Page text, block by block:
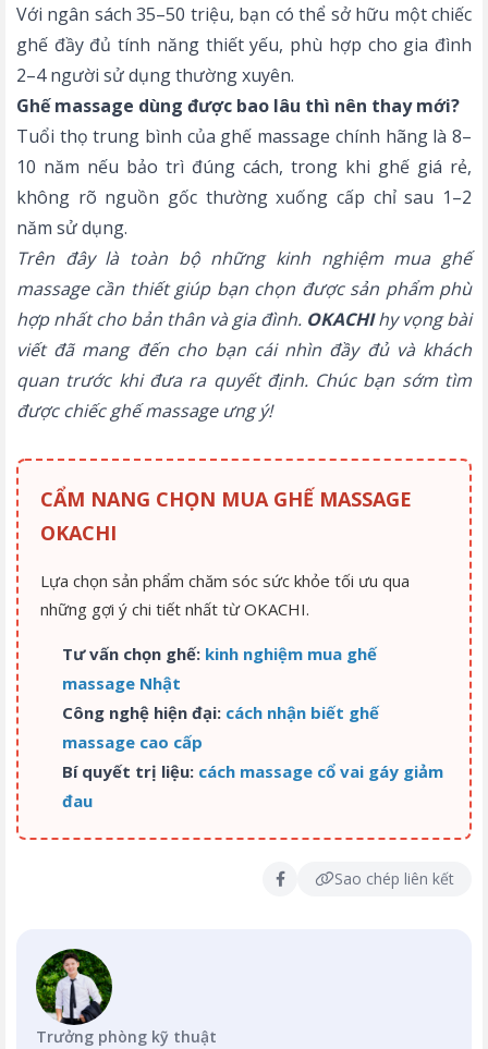
Với ngân sách 35–50 triệu, bạn có thể sở hữu một chiếc
ghế đầy đủ tính năng thiết yếu, phù hợp cho gia đình
2–4 người sử dụng thường xuyên.
Ghế massage dùng được bao lâu thì nên thay mới?
Tuổi thọ trung bình của ghế massage chính hãng là 8–
10 năm nếu bảo trì đúng cách, trong khi ghế giá rẻ,
không rõ nguồn gốc thường xuống cấp chỉ sau 1–2
năm sử dụng.
Trên đây là toàn bộ những kinh nghiệm mua ghế
massage cần thiết giúp bạn chọn được sản phẩm phù
hợp nhất cho bản thân và gia đình. OKACHIhy vọng bài
viết đã mang đến cho bạn cái nhìn đầy đủ và khách
quan trước khi đưa ra quyết định. Chúc bạn sớm tìm
được chiếc ghế massage ưng ý!
CẨM NANG CHỌN MUA GHẾ MASSAGE
OKACHI
Lựa chọn sản phẩm chăm sóc sức khỏe tối ưu qua
những gợi ý chi tiết nhất từ OKACHI.
Tư vấn chọn ghế: kinh nghiệm mua ghế
massage Nhật
Công nghệ hiện đại: cách nhận biết ghế
massage cao cấp
Bí quyết trị liệu: cách massage cổ vai gáy giảm
đau
Sao chép liên kết
Trưởng phòng kỹ thuật